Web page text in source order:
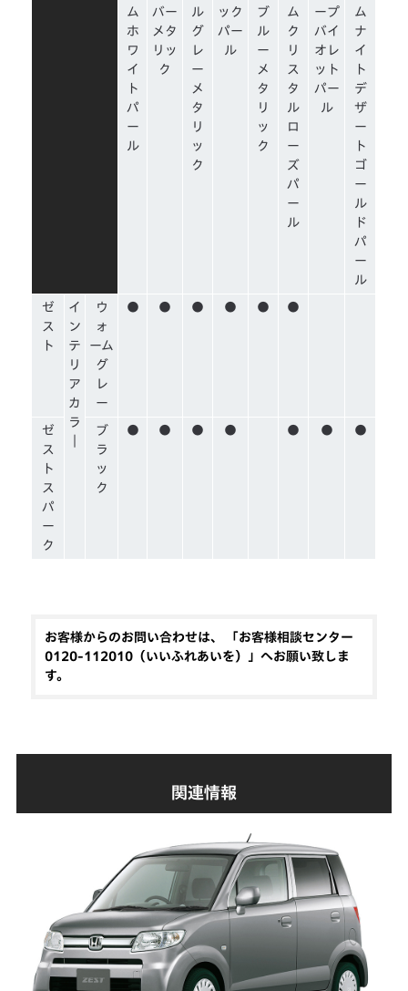
ム
ホ
ワ
イ
ト
パ
ー
ル
バー
メタ
リッ
ク
ル
グ
レ
ー
メ
タ
リ
ッ
ク
ック
パー
ル
ブ
ル
ー
メ
タ
リ
ッ
ク
ム
ク
リ
ス
タ
ル
ロ
ー
ズ
パ
ー
ル
ープ
バイ
オレ
ット
パー
ル
ム
ナ
イ
ト
デ
ザ
ー
ト
ゴ
ー
ル
ド
パ
ー
ル
ゼ
ス
ト
イ
ン
テ
リ
ア
カ
ラ
ウ
ォ
ーム
グ
レ
ー
● ● ● ● ● ●
ゼ
ス
ト
ス
パ
ー
ク
ブ
ラ
ッ
ク
● ● ● ● ● ● ●
お客様からのお問い合わせは、 「お客様相談センター
0120-112010（いいふれあいを）」へお願い致しま
す。
関連情報